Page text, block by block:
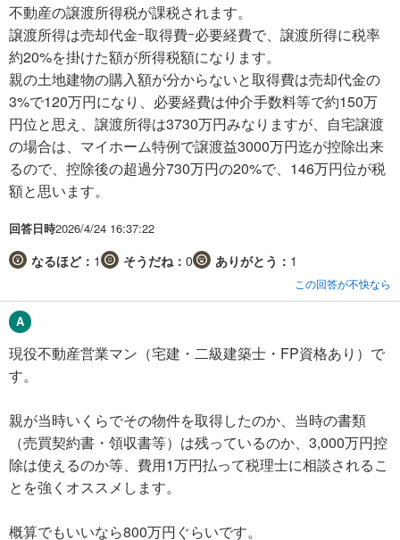
不動産の譲渡所得税が課税されます。
譲渡所得は売却代金ｰ取得費ｰ必要経費で、譲渡所得に税率
約20%を掛けた額が所得税額になります。
親の土地建物の購入額が分からないと取得費は売却代金の
3%で120万円になり、必要経費は仲介手数料等で約150万
円位と思え、譲渡所得は3730万円みなりますが、自宅譲渡
の場合は、マイホーム特例で譲渡益3000万円迄が控除出来
るので、控除後の超過分730万円の20%で、146万円位が税
額と思います。
回答日時2026/4/24 16:37:22
なるほど： 1 そうだね： 0 ありがとう： 1
この回答が不快なら
現役不動産営業マン（宅建・二級建築士・FP資格あり）で
す。
親が当時いくらでその物件を取得したのか、当時の書類
（売買契約書・領収書等）は残っているのか、3,000万円控
除は使えるのか等、費用1万円払って税理士に相談されるこ
とを強くオススメします。
概算でもいいなら800万円ぐらいです。